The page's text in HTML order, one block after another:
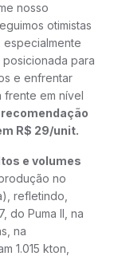
nosso
otimistas
especialmente
posicionada para
e enfrentar
frente em nível
R$ 29/unit.
e volumes
no
refletindo,
do Puma II, na
na
1.015 kton,